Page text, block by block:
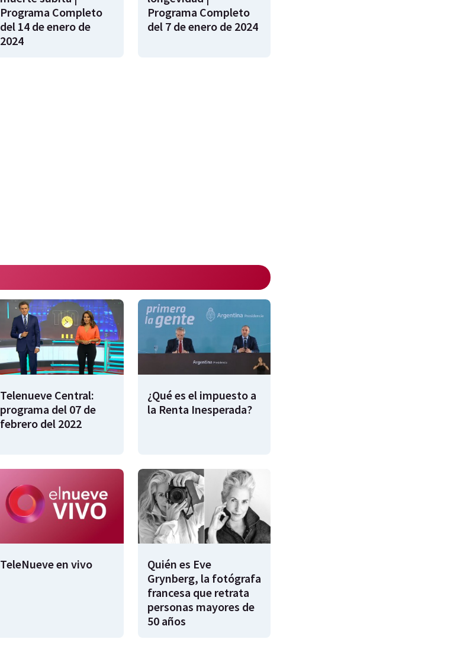
Programa Completo
del 14 de enero de
2024
Programa Completo
del 7 de enero de 2024
Telenueve Central:
programa del 07 de
febrero del 2022
¿Qué es el impuesto a
la Renta Inesperada?
TeleNueve en vivo
Quién es Eve
Grynberg, la fotógrafa
francesa que retrata
personas mayores de
50 años